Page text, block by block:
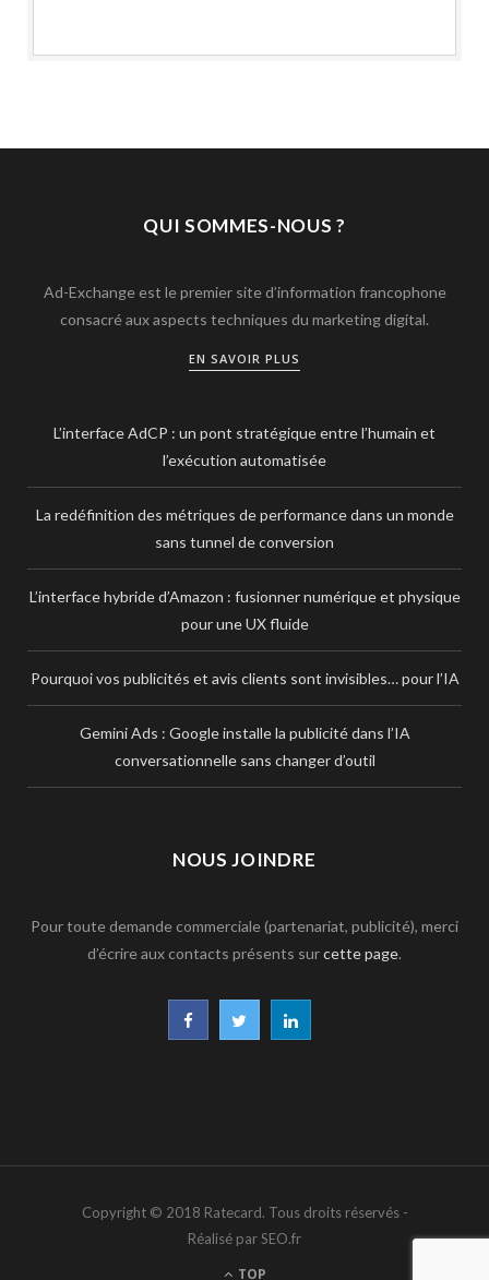
QUI SOMMES-NOUS ?
Ad-Exchange est le premier site d’information francophone
consacré aux aspects techniques du marketing digital.
EN SAVOIR PLUS
L’interface AdCP : un pont stratégique entre l’humain et
l’exécution automatisée
La redéfinition des métriques de performance dans un monde
sans tunnel de conversion
L’interface hybride d’Amazon : fusionner numérique et physique
pour une UX fluide
Pourquoi vos publicités et avis clients sont invisibles… pour l’IA
Gemini Ads : Google installe la publicité dans l’IA
conversationnelle sans changer d’outil
NOUS JOINDRE
Pour toute demande commerciale (partenariat, publicité), merci
d’écrire aux contacts présents surcette page.
F
o e
L
d
Copyright © 2018 Ratecard. Tous droits réservés -
Réalisé par SEO.fr
TOP